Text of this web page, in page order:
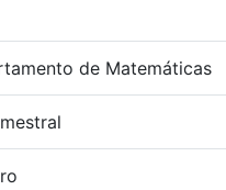
de Matemáticas